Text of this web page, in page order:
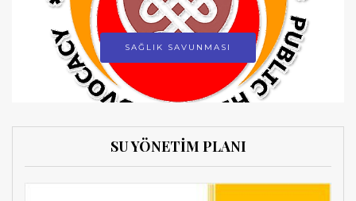
SAĞLIK SAVUNMASI
SU YÖNETİM PLANI